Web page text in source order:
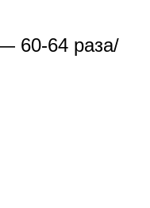
60-64 раза/